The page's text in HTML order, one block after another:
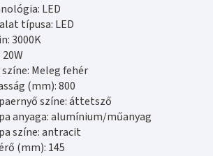
LED
típusa: LED
3000K
színe: Meleg fehér
(mm): 800
színe: áttetsző
anyaga: alumínium/műanyag
színe: antracit
(mm): 145